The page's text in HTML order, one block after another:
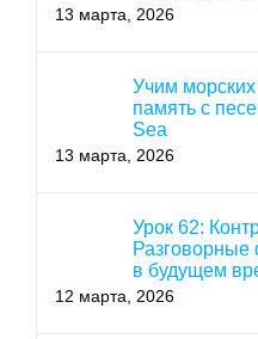
13 марта, 2026
Учим
память с
Sea
13 марта, 2026
Урок 62:
в будущем
12 марта, 2026